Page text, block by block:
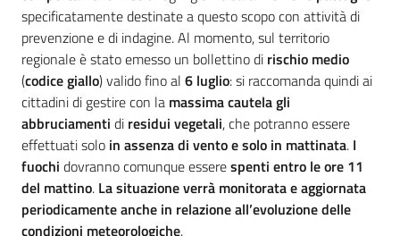
specificatamente destinate a questo scopo con attività di
prevenzione e di indagine. Al momento, sul territorio
regionale è stato emesso un bollettino di rischio medio
(codice giallo) valido fino al 6 luglio: si raccomanda quindi ai
cittadini di gestire con la massima cautela gli
abbruciamenti di residui vegetali, che potranno essere
effettuati solo in assenza di vento e solo in mattinata. I
fuochi dovranno comunque esserespenti entro le ore 11
del mattino. La situazione verrà monitorata e aggiornata
periodicamente anche in relazione all’evoluzione delle
condizioni meteorologiche.